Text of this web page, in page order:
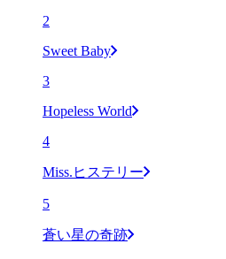
2
Sweet Baby
3
Hopeless World
4
Miss.ヒステリー
5
蒼い星の奇跡